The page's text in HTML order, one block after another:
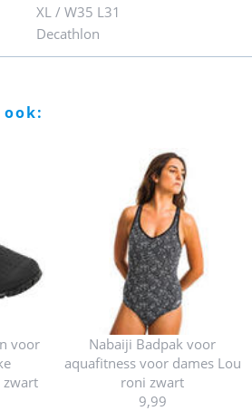
XL / W35 L31
Decathlon
ook:
voor
zwart
Nabaiji Badpak voor
aquafitness voor dames Lou
roni zwart
9,99